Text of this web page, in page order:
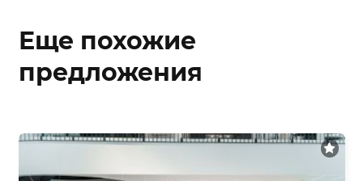
Еще похожие
предложения